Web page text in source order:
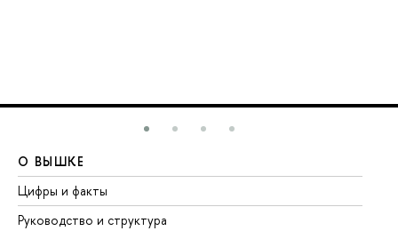
О ВЫШКЕ
Цифры и факты
Руководство и структура